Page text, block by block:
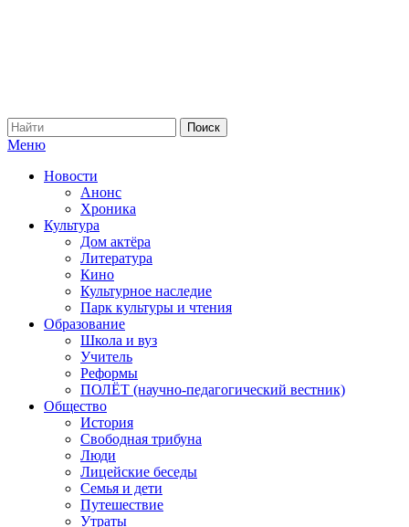
Меню
Новости
Анонс
Хроника
Культура
Дом актёра
Литература
Кино
Культурное наследие
Парк культуры и чтения
Образование
Школа и вуз
Учитель
Реформы
ПОЛЁТ (научно-педагогический вестник)
Общество
История
Свободная трибуна
Люди
Лицейские беседы
Семья и дети
Путешествие
Утраты